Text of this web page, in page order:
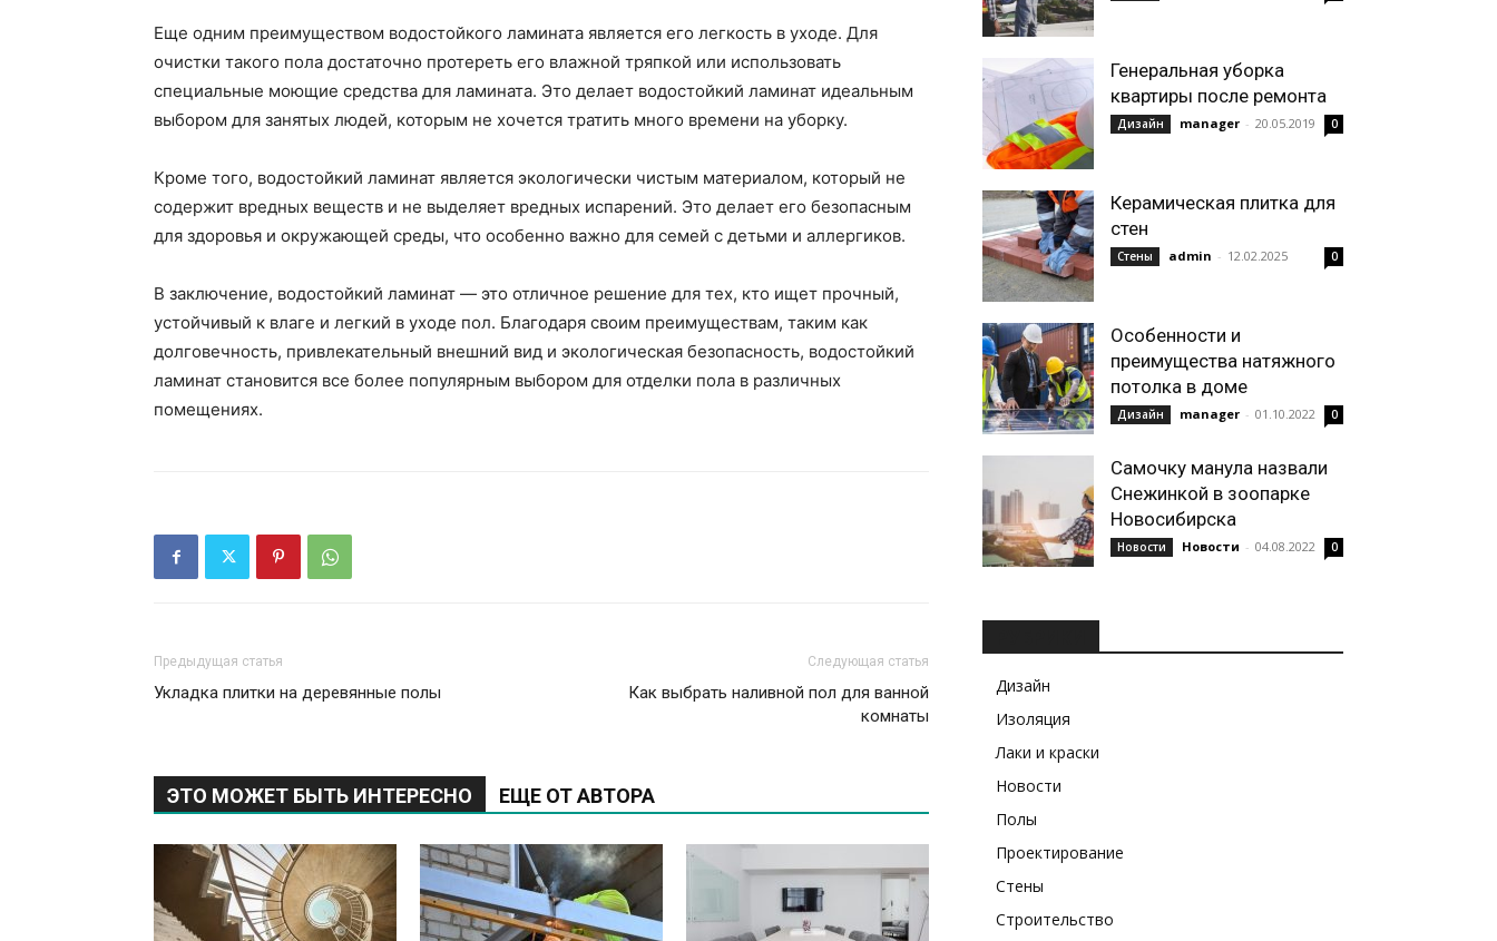
Еще одним преимуществом водостойкого ламината является его легкость в уходе. Для
очистки такого пола достаточно протереть его влажной тряпкой или использовать
специальные моющие средства для ламината. Это делает водостойкий ламинат идеальным
выбором для занятых людей, которым не хочется тратить много времени на уборку.
Кроме того, водостойкий ламинат является экологически чистым материалом, который не
содержит вредных веществ и не выделяет вредных испарений. Это делает его безопасным
для здоровья и окружающей среды, что особенно важно для семей с детьми и аллергиков.
В заключение, водостойкий ламинат — это отличное решение для тех, кто ищет прочный,
устойчивый к влаге и легкий в уходе пол. Благодаря своим преимуществам, таким как
долговечность, привлекательный внешний вид и экологическая безопасность, водостойкий
ламинат становится все более популярным выбором для отделки пола в различных
помещениях.
Предыдущая статья
Укладка плитки на деревянные полы
Следующая статья
Как выбрать наливной пол для ванной
комнаты
ЭТО МОЖЕТ БЫТЬ ИНТЕРЕСНО ЕЩЕ ОТ АВТОРА
Генеральная уборка
квартиры после ремонта
Дизайн manager - 20.05.2019 0
Керамическая плитка для
стен
Стены admin - 12.02.2025 0
Особенности и
преимущества натяжного
потолка в доме
Дизайн manager - 01.10.2022 0
Самочку манула назвали
Снежинкой в зоопарке
Новосибирска
Новости Новости - 04.08.2022 0
Дизайн
Изоляция
Лаки и краски
Новости
Полы
Проектирование
Стены
Строительство